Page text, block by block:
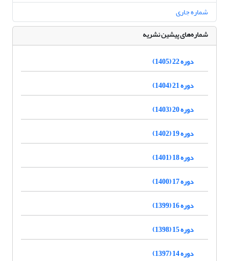
شماره جاری
شماره‌های پیشین نشریه
دوره 22 (1405)
دوره 21 (1404)
دوره 20 (1403)
دوره 19 (1402)
دوره 18 (1401)
دوره 17 (1400)
دوره 16 (1399)
دوره 15 (1398)
دوره 14 (1397)